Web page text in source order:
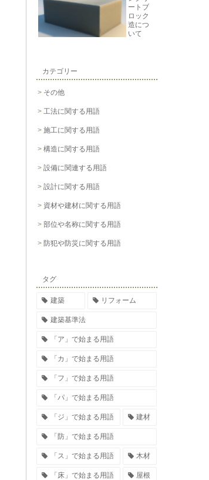
ートブ
ロック
造につ
いて
カテゴリー
その他
工法に関する用語
施工に関する用語
構造に関する用語
設備に関連する用語
設計に関する用語
資材や建材に関する用語
部位や名称に関する用語
防犯や防災に関する用語
タグ
建築 リフォーム
建築基準法
「ア」で始まる用語
「カ」で始まる用語
「フ」で始まる用語
「パ」で始まる用語
「ジ」で始まる用語 建材
「防」で始まる用語
「ス」で始まる用語 木材
「床」で始まる用語 屋根